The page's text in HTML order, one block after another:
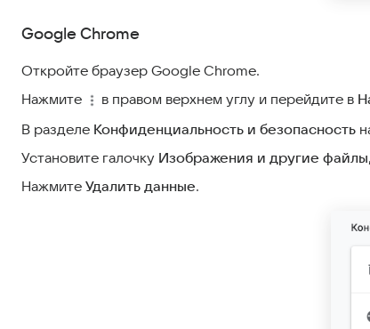
Google Chrome
Откройте браузер Google Chrome.
Нажмите
в правом верхнем углу и перейдите в
В разделе Конфиденциальность и безопасность
Установите галочку Изображения и другие
Нажмите Удалить данные.